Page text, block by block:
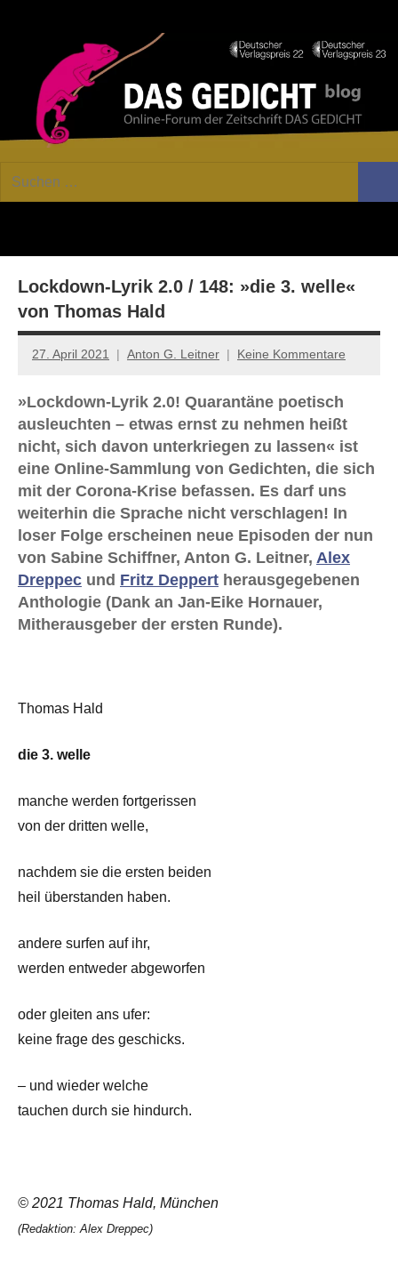
GEDICHT
Forum
von
Lyrik,
Essay
Suchen
Lockdown-Lyrik 2.0 / 148: »die 3. welle«
von Thomas Hald
27. April 2021 Anton G. Leitner Keine Kommentare
»Lockdown-Lyrik 2.0! Quarantäne poetisch
ausleuchten – etwas ernst zu nehmen heißt
nicht, sich davon unterkriegen zu lassen« ist
eine Online-Sammlung von Gedichten, die sich
mit der Corona-Krise befassen. Es darf uns
weiterhin die Sprache nicht verschlagen! In
loser Folge erscheinen neue Episoden der nun
von Sabine Schiffner, Anton G. Leitner, Alex
Dreppec und Fritz Deppert herausgegebenen
Anthologie (Dank an Jan-Eike Hornauer,
Mitherausgeber der ersten Runde).
Thomas Hald
die 3. welle
manche werden fortgerissen
von der dritten welle,
nachdem sie die ersten beiden
heil überstanden haben.
andere surfen auf ihr,
werden entweder abgeworfen
oder gleiten ans ufer:
keine frage des geschicks.
– und wieder welche
tauchen durch sie hindurch.
© 2021 Thomas Hald, München
(Redaktion: Alex Dreppec)